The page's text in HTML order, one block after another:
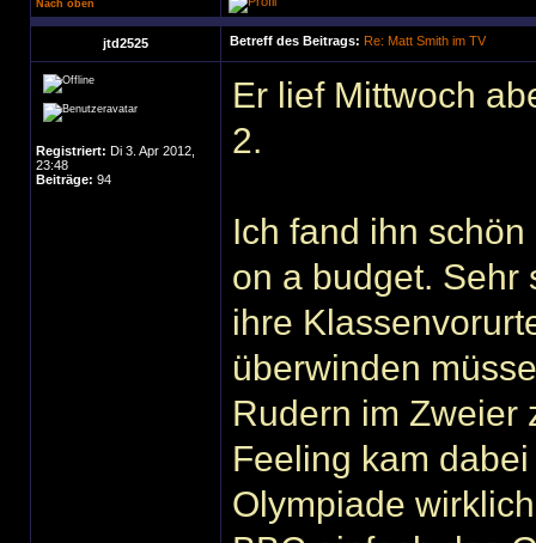
Nach oben
jtd2525 Betreff des Beitrags: Re: Matt Smith im TV
Registriert: Di 3. Apr 2012,
23:48
Beiträge: 94
Er lief Mittwoch
2.
Ich fand ihn
on a budget. Sehr
ihre
überwinden
Rudern im Zweier
Feeling kam
Olympiade